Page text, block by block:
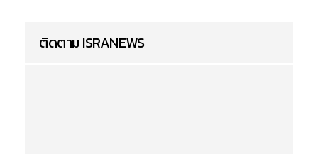
ติดตาม ISRANEWS